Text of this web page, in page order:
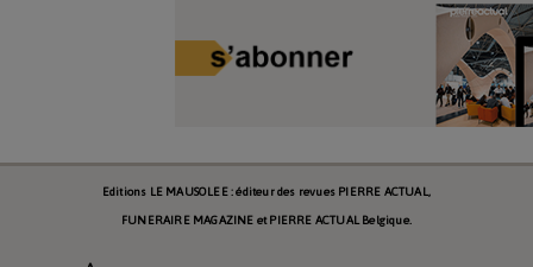
Editions LE MAUSOLEE : éditeur des revues PIERRE ACTUAL,
FUNERAIRE MAGAZINE et PIERRE ACTUAL Belgique.